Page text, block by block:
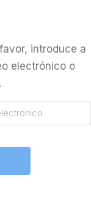
introduce a
electrónico o